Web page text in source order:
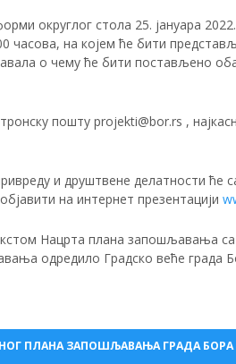
округлог стола 25. јануара
часова, на којем ће бити
о чему ће бити постављено
пошту projekti@bor.rs ,
и друштвене делатности ће
на интернет презентацији
Нацрта плана запошљавања
одредило Градско веће града
ПЛАНА ЗАПОШЉАВАЊА ГРАДА